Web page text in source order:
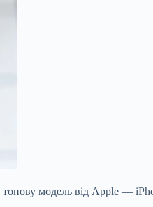
модель від Apple —